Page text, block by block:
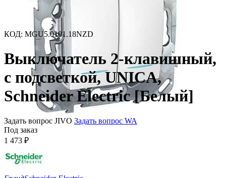
КОД: MGU5.0101.18NZD
Выключатель 2-клавишный,
с подсветкой, UNICA,
Schneider Electric [Белый]
Задать вопрос JIVO Задать вопрос WA
Под заказ
1 473 ₽